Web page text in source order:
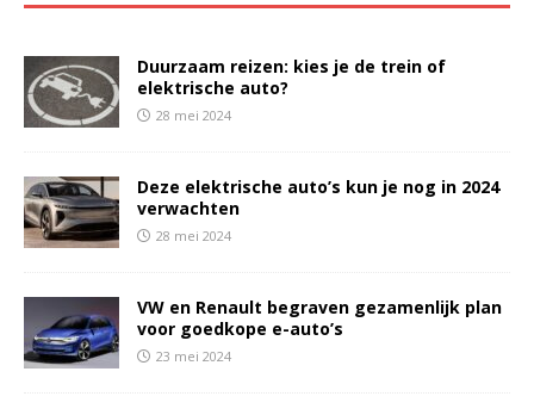
Duurzaam reizen: kies je de trein of
elektrische auto?
28 mei 2024
Deze elektrische auto’s kun je nog in 2024
verwachten
28 mei 2024
VW en Renault begraven gezamenlijk plan
voor goedkope e-auto’s
23 mei 2024